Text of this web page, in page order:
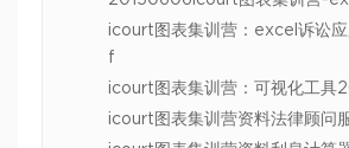
icourt图表集训营：excel诉讼
f
icourt图表集训营：可视化工具
icourt图表集训营资料法律顾问